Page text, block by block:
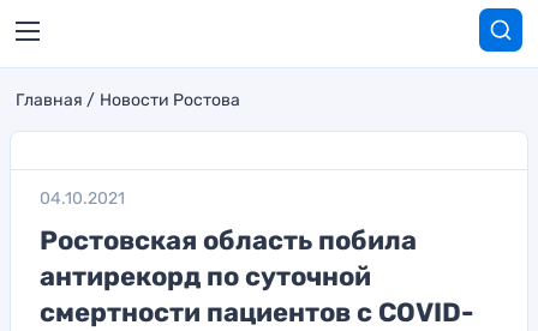
Главная Новости Ростова
04.10.2021
Ростовская область побила
антирекорд по суточной
смертности пациентов с COVID-